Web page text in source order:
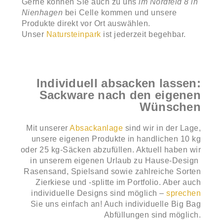
Gerne können Sie auch zu unsim Nordfeld 8 in
Nienhagen bei Celle kommen und unsere
Produkte direkt vor Ort auswählen.
Unser Natursteinpark ist jederzeit begehbar.
Individuell absacken lassen:
Sackware nach den eigenen
Wünschen
Mit unsererAbsackanlage sind wir in der Lage,
unsere eigenen Produkte in handlichen 10 kg
oder 25 kg-Säcken abzufüllen. Aktuell haben wir
in unserem eigenen Urlaub zu Hause-Design
Rasensand, Spielsand sowie zahlreiche Sorten
Zierkiese und -splitte im Portfolio. Aber auch
individuelle Designs sind möglich –sprechen
Sie uns einfach an! Auch individuelle Big Bag
Abfüllungen sind möglich.